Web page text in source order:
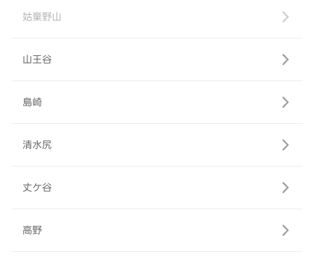
姑棄野山
山王谷
島崎
清水尻
丈ケ谷
高野